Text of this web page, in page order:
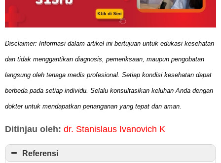
Disclaimer: Informasi dalam artikel ini bertujuan untuk edukasi kesehatan
dan tidak menggantikan diagnosis, pemeriksaan, maupun pengobatan
langsung oleh tenaga medis profesional. Setiap kondisi kesehatan dapat
berbeda pada setiap individu. Selalu konsultasikan keluhan Anda dengan
dokter untuk mendapatkan penanganan yang tepat dan aman.
Ditinjau oleh: dr. Stanislaus Ivanovich K
Referensi